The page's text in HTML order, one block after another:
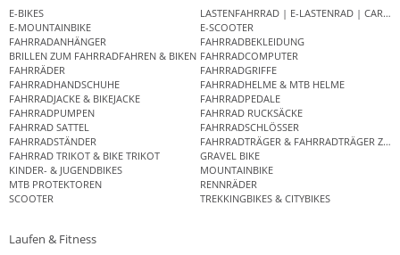
E-BIKES
LASTENFAHRRAD | E-LASTENRAD |
E-MOUNTAINBIKE
E-SCOOTER
FAHRRADANHÄNGER
FAHRRADBEKLEIDUNG
BRILLEN ZUM FAHRRADFAHREN & BIKEN FAHRRADCOMPUTER
FAHRRÄDER
FAHRRADGRIFFE
FAHRRADHANDSCHUHE
FAHRRADHELME & MTB HELME
FAHRRADJACKE & BIKEJACKE
FAHRRADPEDALE
FAHRRADPUMPEN
FAHRRAD RUCKSÄCKE
FAHRRAD SATTEL
FAHRRADSCHLÖSSER
FAHRRADSTÄNDER
FAHRRADTRÄGER & FAHRRADTRÄGER
FAHRRAD TRIKOT & BIKE TRIKOT
GRAVEL BIKE
KINDER- & JUGENDBIKES
MOUNTAINBIKE
MTB PROTEKTOREN
RENNRÄDER
SCOOTER
TREKKINGBIKES & CITYBIKES
Laufen & Fitness